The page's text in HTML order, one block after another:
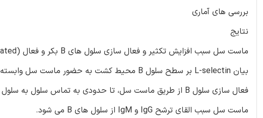
بررسی های آماری
نتایج
ماست سل سبب افزایش تکثیر و فعال سازی سلول های B بکر و فعال (BCR-activated) می شود.
بیان L-selectin بر سطح سلول B محیط کشت به حضور ماست سل وابسته است.
فعال سازی سلول B از طریق ماست سل، تا حدودی به تماس سلول به سلول بستگی دارد.
ماست سل سبب القای ترشح IgG و IgM از سلول های B می شود.